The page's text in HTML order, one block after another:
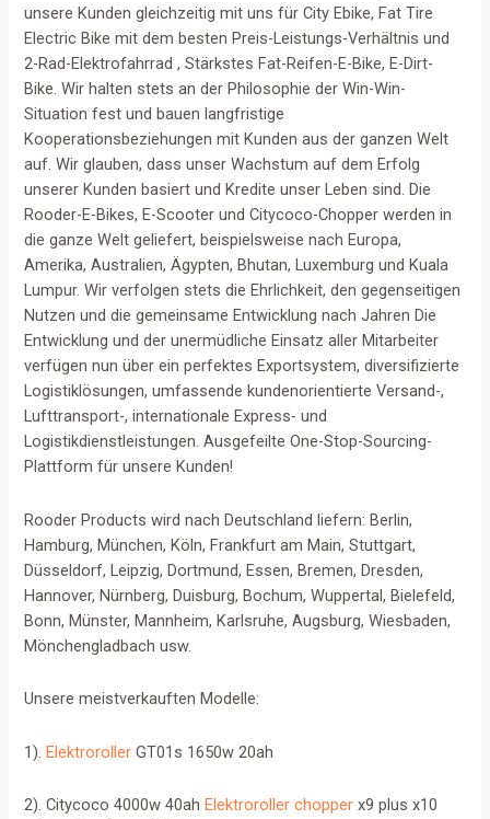
unsere Kunden gleichzeitig mit uns für City Ebike, Fat Tire
Electric Bike mit dem besten Preis-Leistungs-Verhältnis und
2-Rad-Elektrofahrrad , Stärkstes Fat-Reifen-E-Bike, E-Dirt-
Bike. Wir halten stets an der Philosophie der Win-Win-
Situation fest und bauen langfristige
Kooperationsbeziehungen mit Kunden aus der ganzen Welt
auf. Wir glauben, dass unser Wachstum auf dem Erfolg
unserer Kunden basiert und Kredite unser Leben sind. Die
Rooder-E-Bikes, E-Scooter und Citycoco-Chopper werden in
die ganze Welt geliefert, beispielsweise nach Europa,
Amerika, Australien, Ägypten, Bhutan, Luxemburg und Kuala
Lumpur. Wir verfolgen stets die Ehrlichkeit, den gegenseitigen
Nutzen und die gemeinsame Entwicklung nach Jahren Die
Entwicklung und der unermüdliche Einsatz aller Mitarbeiter
verfügen nun über ein perfektes Exportsystem, diversifizierte
Logistiklösungen, umfassende kundenorientierte Versand-,
Lufttransport-, internationale Express- und
Logistikdienstleistungen. Ausgefeilte One-Stop-Sourcing-
Plattform für unsere Kunden!
Rooder Products wird nach Deutschland liefern: Berlin,
Hamburg, München, Köln, Frankfurt am Main, Stuttgart,
Düsseldorf, Leipzig, Dortmund, Essen, Bremen, Dresden,
Hannover, Nürnberg, Duisburg, Bochum, Wuppertal, Bielefeld,
Bonn, Münster, Mannheim, Karlsruhe, Augsburg, Wiesbaden,
Mönchengladbach usw.
Unsere meistverkauften Modelle:
1).Elektroroller GT01s 1650w 20ah
2). Citycoco 4000w 40ah Elektroroller chopper x9 plus x10